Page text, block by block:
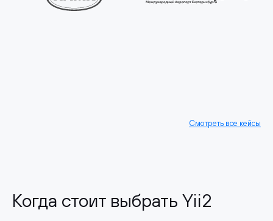
Смотреть все кейсы
Когда стоит выбрать Yii2